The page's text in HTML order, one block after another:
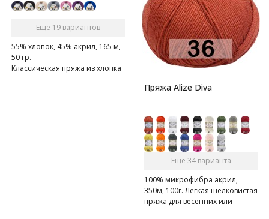
Ещё 19 вариантов
55% хлопок, 45% акрил, 165 м,
50 гр.
Классическая пряжа из хлопка
Пряжа Alize Diva
Ещё 34 варианта
100% микрофибра акрил,
350м, 100г. Легкая шелковистая
пряжа для весенних или